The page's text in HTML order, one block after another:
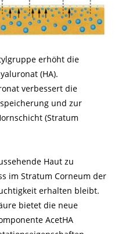
erhöht die
(HA).
verbessert die
und zur
(Stratum
Haut zu
im Stratum Corneum der
erhalten bleibt.
bietet die neue
AcetHA